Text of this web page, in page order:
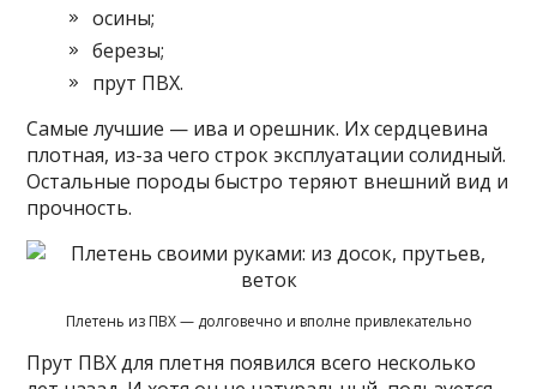
осины;
березы;
прут ПВХ.
Самые лучшие — ива и орешник. Их сердцевина
плотная, из-за чего строк эксплуатации солидный.
Остальные породы быстро теряют внешний вид и
прочность.
Плетень из ПВХ — долговечно и вполне привлекательно
Прут ПВХ для плетня появился всего несколько